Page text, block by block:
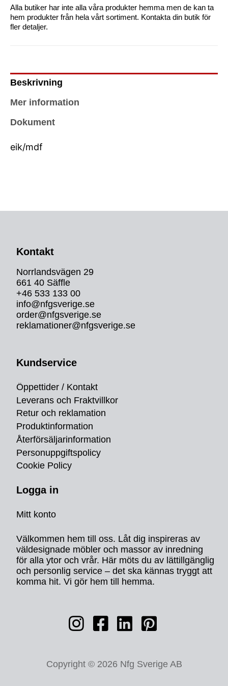
Alla butiker har inte alla våra produkter hemma men de kan ta
hem produkter från hela vårt sortiment. Kontakta din butik för
fler detaljer.
Beskrivning
Mer information
Dokument
eik/mdf
Kontakt
Norrlandsvägen 29
661 40 Säffle
+46 533 133 00
info@nfgsverige.se
order@nfgsverige.se
reklamationer@nfgsverige.se
Kundservice
Öppettider / Kontakt
Leverans och Fraktvillkor
Retur och reklamation
Produktinformation
Återförsäljarinformation
Personuppgiftspolicy
Cookie Policy
Logga in
Mitt konto
Välkommen hem till oss. Låt dig inspireras av
väldesignade möbler och massor av inredning
för alla ytor och vrår. Här möts du av lättillgänglig
och personlig service – det ska kännas tryggt att
komma hit. Vi gör hem till hemma.
Copyright © 2026 Nfg Sverige AB